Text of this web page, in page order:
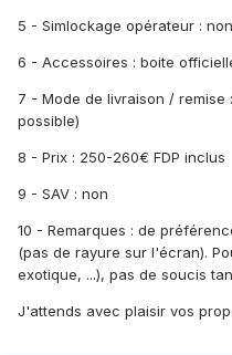
5 - Simlockage opérateur : non
6 - Accessoires : boite
7 - Mode de livraison / remise
possible)
8 - Prix : 250-260€ FDP inclus
9 - SAV : non
10 - Remarques : de
(pas de rayure sur l'écran).
exotique, ...), pas de soucis
J'attends avec plaisir vos